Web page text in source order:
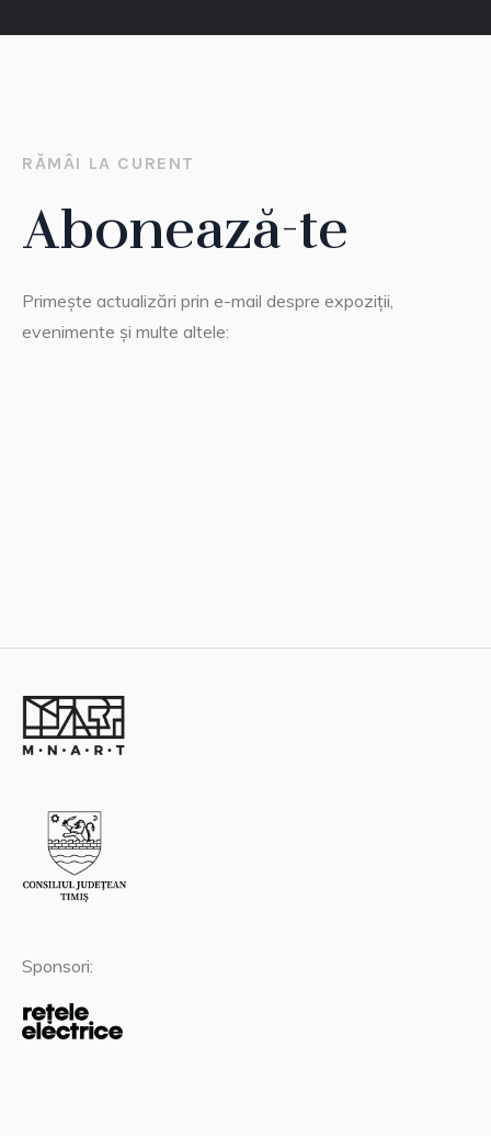
RĂMÂI LA CURENT
Abonează-te
Primește actualizări prin e-mail despre expoziții,
evenimente și multe altele:
Sponsori: